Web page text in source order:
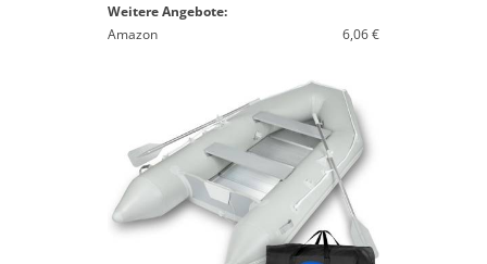
Weitere Angebote:
Amazon
6,06 €